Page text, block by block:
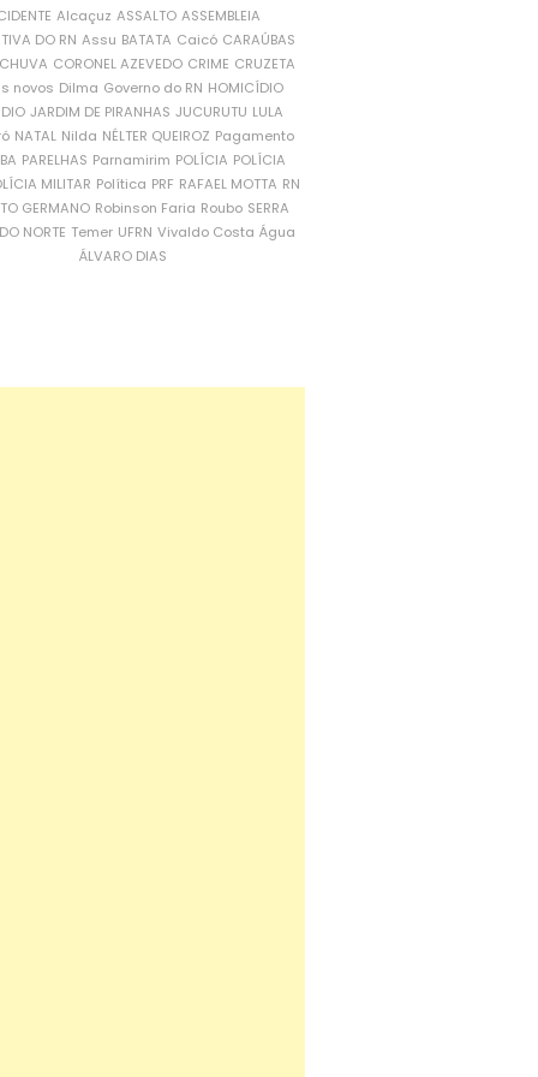
Alcaçuz ASSALTO ASSEMBLEIA
DO RN Assu BATATA Caicó CARAÚBAS
CORONEL AZEVEDO CRIME CRUZETA
novos Dilma Governo do RN HOMICÍDIO
JARDIM DE PIRANHAS JUCURUTU LULA
NATAL Nilda NÉLTER QUEIROZ Pagamento
PARELHAS Parnamirim POLÍCIA POLÍCIA
MILITAR Política PRF RAFAEL MOTTA RN
GERMANO Robinson Faria Roubo SERRA
NORTE Temer UFRN Vivaldo Costa Água
ÁLVARO DIAS